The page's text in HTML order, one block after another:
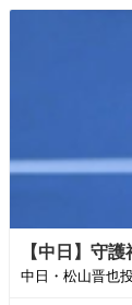
【中日】守
中日・松山晋也